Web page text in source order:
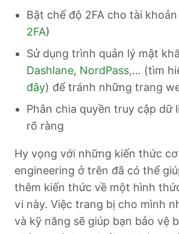
Bật chế độ 2FA cho tài
2FA)
Sử dụng trình quản lý mật
Dashlane, NordPass,… (tìm
đây) để tránh những trang
Phân chia quyền truy cập dữ
rõ ràng
Hy vọng với những kiến thức
engineering ở trên đã có thể
thêm kiến thức về một hình
vi này. Việc trang bị cho mình
và kỹ năng sẽ giúp bạn bảo vệ